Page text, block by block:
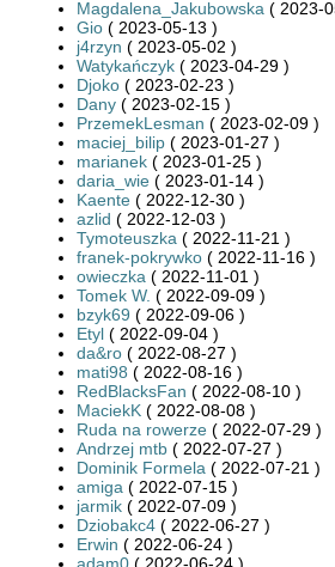
Magdalena_Jakubowska ( 2023-
Gio ( 2023-05-13 )
j4rzyn ( 2023-05-02 )
Watykańczyk ( 2023-04-29 )
Djoko ( 2023-02-23 )
Dany ( 2023-02-15 )
PrzemekLesman ( 2023-02-09 )
maciej_bilip ( 2023-01-27 )
marianek ( 2023-01-25 )
daria_wie ( 2023-01-14 )
Kaente ( 2022-12-30 )
azlid ( 2022-12-03 )
Tymoteuszka ( 2022-11-21 )
franek-pokrywko ( 2022-11-16 )
owieczka ( 2022-11-01 )
Tomek W. ( 2022-09-09 )
bzyk69 ( 2022-09-06 )
Etyl ( 2022-09-04 )
da&ro ( 2022-08-27 )
mati98 ( 2022-08-16 )
RedBlacksFan ( 2022-08-10 )
MaciekK ( 2022-08-08 )
Ruda na rowerze ( 2022-07-29 )
Andrzej mtb ( 2022-07-27 )
Dominik Formela ( 2022-07-21 )
amiga ( 2022-07-15 )
jarmik ( 2022-07-09 )
Dziobakc4 ( 2022-06-27 )
Erwin ( 2022-06-24 )
adam0 ( 2022-06-24 )